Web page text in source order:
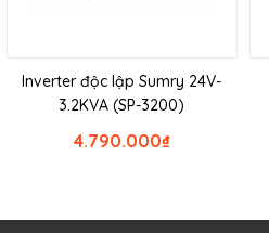
Inverter độc lập Sumry 24V-
3.2KVA (SP-3200)
₫
4.790.000